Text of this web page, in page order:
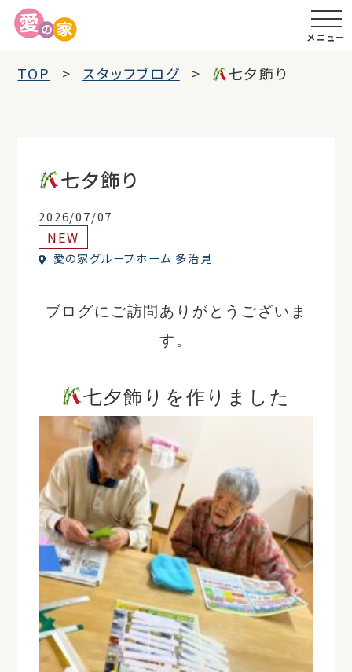
メニュー
TOP スタッフブログ 七夕飾り
七夕飾り
2026/07/07
NEW
愛の家グループホーム 多治見
ブログにご訪問ありがとうございま
す。
七夕飾りを作りました